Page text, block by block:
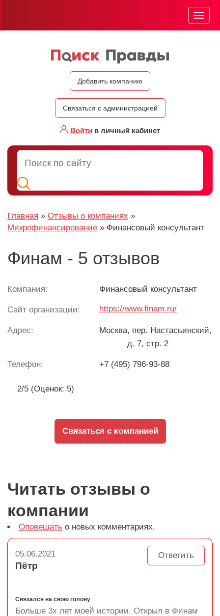
Добавить компанию
Связаться с администрацией
Войти в личный кабинет
Меню
Главная » Отзывы о компаниях »
Микрофинансирование » Финансовый консультант
Финам - 5 отзывов
Компания: Финансовый консультант
Сайт организации: https://www.finam.ru/
Адрес: Москва, пер. Настасьинский,
д. 7, стр. 2
Телефон: +7 (495) 796-93-88
2/5 (Оценок: 5)
Связаться с компанией
Читать отзывы о
компании
Оповещать о новых комментариях.
Ответить
05.06.2021
Пётр
Связался на свою голову
Больше 3х лет моей истории. Открыл в Финам